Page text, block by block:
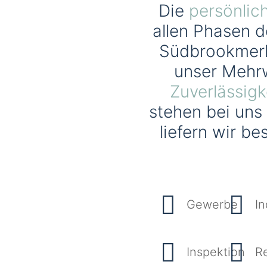
Die
allen Phasen
unser
stehen bei
liefern wir
Gewerbe
Inspektion